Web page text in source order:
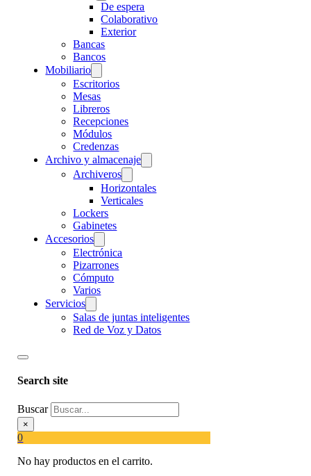
De espera
Colaborativo
Exterior
Bancas
Bancos
Mobiliario
Escritorios
Mesas
Libreros
Recepciones
Módulos
Credenzas
Archivo y almacenaje
Archiveros
Horizontales
Verticales
Lockers
Gabinetes
Accesorios
Electrónica
Pizarrones
Cómputo
Varios
Servicios
Salas de juntas inteligentes
Red de Voz y Datos
Search site
Buscar
×
0
No hay productos en el carrito.